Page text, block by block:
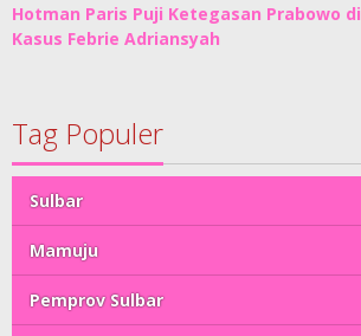
Hotman Paris Puji Ketegasan Prabowo di
Kasus Febrie Adriansyah
Tag Populer
Sulbar
Mamuju
Pemprov Sulbar